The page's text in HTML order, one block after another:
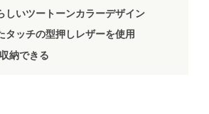
しいツートーンカラーデザイン
タッチの型押しレザーを使用
納できる